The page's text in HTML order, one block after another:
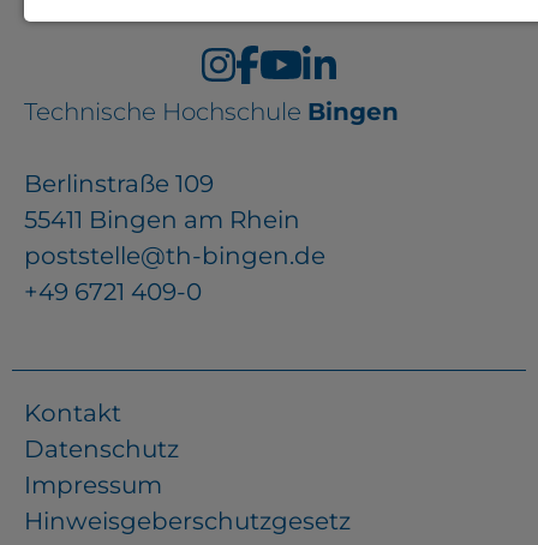
Technische Hochschule Bingen
Berlinstraße 109
55411 Bingen am Rhein
poststelle@th-bingen.de
+49 6721 409-0
Kontakt
Datenschutz
Impressum
Hinweisgeberschutzgesetz
Notwendige Cookies zur Session-
Verwaltung und für die generelle
Funktionalität der Seite (immer
EXTERNE MEDIEN
Benutzerdaten durch
Drittanbieter, bspw. über das
Einbinden externer Videos,
Stellenanzeigen.